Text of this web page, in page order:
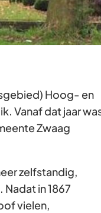
Hoog- en
Vanaf dat jaar
Zwaag
zelfstandig,
in 1867
vielen,